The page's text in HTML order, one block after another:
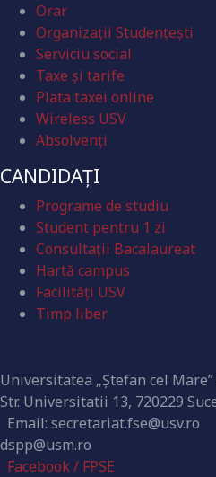
Orar
Organizaţii Studenţeşti
Serviciu social
Taxe și tarife
Plata taxei online
Wireless USV
Absolvenţi
CANDIDAȚI
Programe de studiu
Student pentru 1 zi
Consultații Bacalaureat
Hartă campus
Facilități USV
Timp liber
Universitatea „Ștefan cel Mare”
Str. Universitatii 13, 720229
Email: secretariat.fse@usv.ro
dspp@usm.ro
Facebook / FPSE